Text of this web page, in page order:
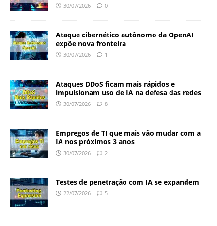
30/07/2026 0
Ataque cibernético autônomo da OpenAI
expõe nova fronteira
30/07/2026 1
Ataques DDoS ficam mais rápidos e
impulsionam uso de IA na defesa das redes
30/07/2026 8
Empregos de TI que mais vão mudar com a
IA nos próximos 3 anos
30/07/2026 2
Testes de penetração com IA se expandem
22/07/2026 5